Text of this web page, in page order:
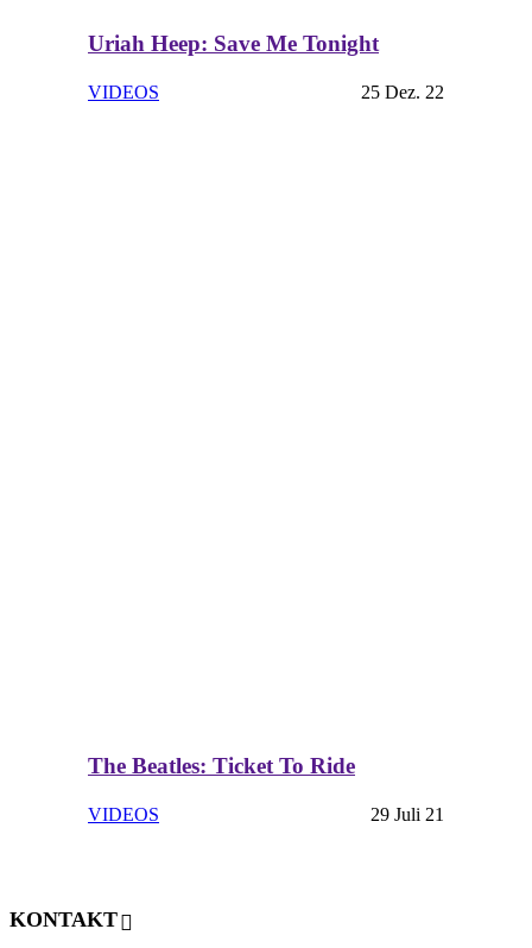
Uriah Heep: Save Me Tonight
VIDEOS 25 Dez. 22
The Beatles: Ticket To Ride
VIDEOS 29 Juli 21
KONTAKT